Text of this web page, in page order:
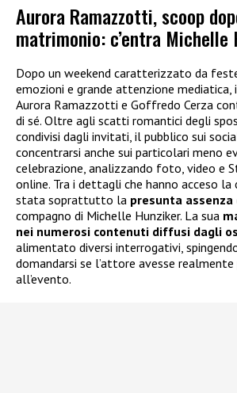
Aurora Ramazzotti, scoop
matrimonio: c’entra Michelle
Dopo un weekend caratterizzato da
emozioni e grande attenzione
Aurora Ramazzotti e Goffredo Cerza
di sé. Oltre agli scatti romantici degli
condivisi dagli invitati, il pubblico sui
concentrarsi anche sui particolari meno
celebrazione, analizzando foto, video e
online. Tra i dettagli che hanno acceso la
stata soprattutto la presunta assenza
compagno di Michelle Hunziker. La sua
nei numerosi contenuti diffusi dagli
alimentato diversi interrogativi,
domandarsi se l’attore avesse
all’evento.